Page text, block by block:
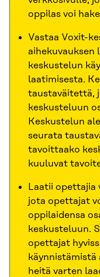
oppilas voi
Vastaa Voxit-
keskustelun
laatimisesta.
taustaväitettä,
keskusteluun
Keskustelun
seurata
tavoittaako
kuuluvat
Laatii opettajia
jota opettajat
oppilaidensa
keskusteluun.
opettajat
heitä varten